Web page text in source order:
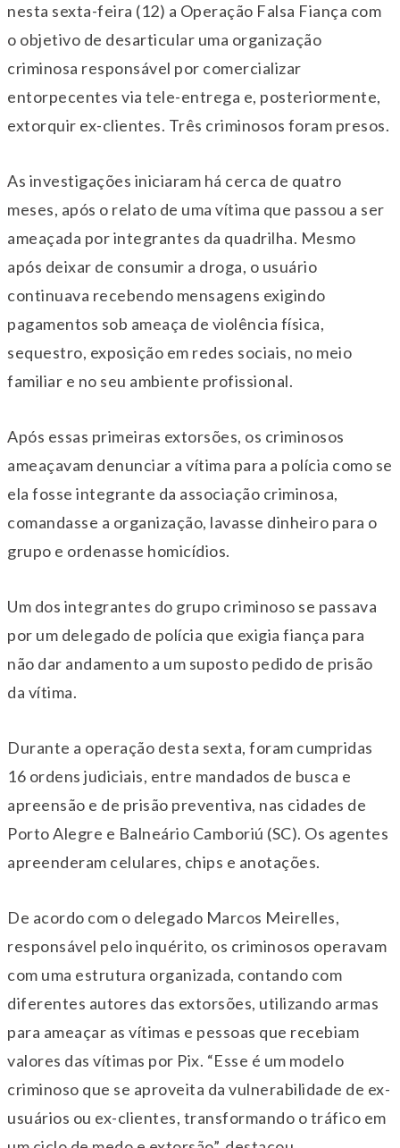
nesta sexta-feira (12) a Operação Falsa Fiança com
o objetivo de desarticular uma organização
criminosa responsável por comercializar
entorpecentes via tele-entrega e, posteriormente,
extorquir ex-clientes. Três criminosos foram presos.
As investigações iniciaram há cerca de quatro
meses, após o relato de uma vítima que passou a ser
ameaçada por integrantes da quadrilha. Mesmo
após deixar de consumir a droga, o usuário
continuava recebendo mensagens exigindo
pagamentos sob ameaça de violência física,
sequestro, exposição em redes sociais, no meio
familiar e no seu ambiente profissional.
Após essas primeiras extorsões, os criminosos
ameaçavam denunciar a vítima para a polícia como se
ela fosse integrante da associação criminosa,
comandasse a organização, lavasse dinheiro para o
grupo e ordenasse homicídios.
Um dos integrantes do grupo criminoso se passava
por um delegado de polícia que exigia fiança para
não dar andamento a um suposto pedido de prisão
da vítima.
Durante a operação desta sexta, foram cumpridas
16 ordens judiciais, entre mandados de busca e
apreensão e de prisão preventiva, nas cidades de
Porto Alegre e Balneário Camboriú (SC). Os agentes
apreenderam celulares, chips e anotações.
De acordo com o delegado Marcos Meirelles,
responsável pelo inquérito, os criminosos operavam
com uma estrutura organizada, contando com
diferentes autores das extorsões, utilizando armas
para ameaçar as vítimas e pessoas que recebiam
valores das vítimas por Pix. “Esse é um modelo
criminoso que se aproveita da vulnerabilidade de ex-
usuários ou ex-clientes, transformando o tráfico em